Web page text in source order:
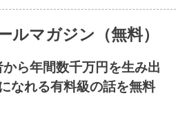
ルマガジン（無料）
ら年間数千万円を生み出
なれる有料級の話を無料